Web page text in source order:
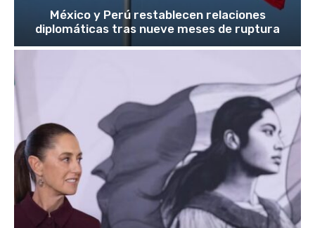
México y Perú restablecen relaciones
diplomáticas tras nueve meses de ruptura